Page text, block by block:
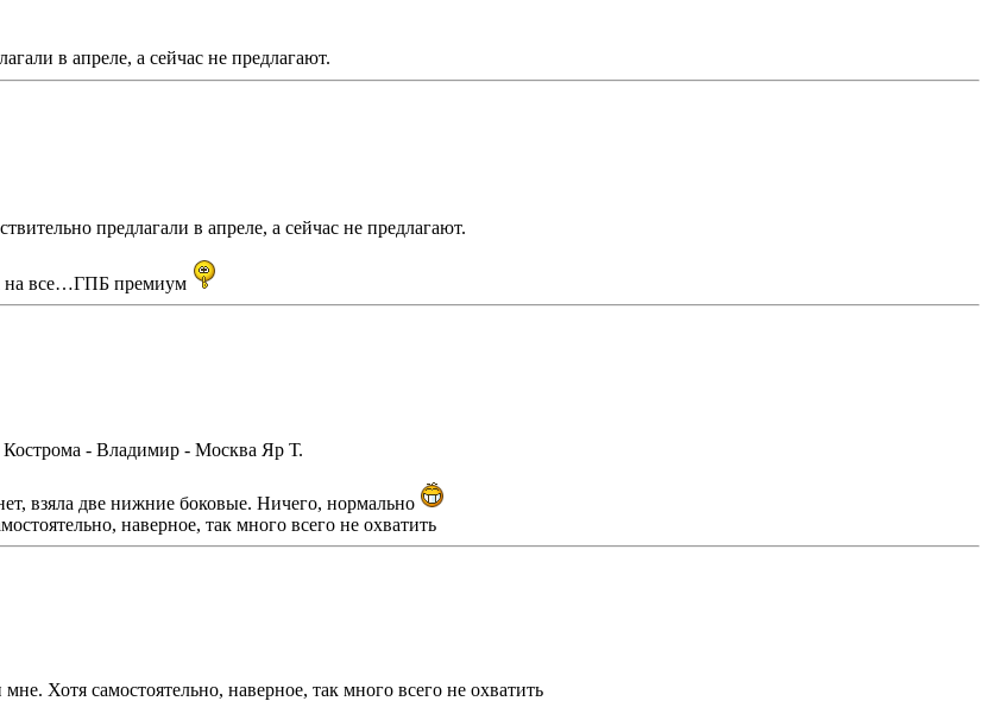
в апреле, а сейчас не предлагают.
предлагали в апреле, а сейчас не предлагают.
на все…ГПБ премиум
- Владимир - Москва Яр Т.
взяла две нижние боковые. Ничего, нормально
наверное, так много всего не охватить
Хотя самостоятельно, наверное, так много всего не охватить